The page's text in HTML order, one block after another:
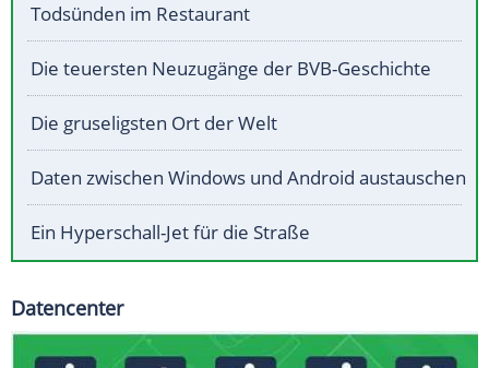
Todsünden im Restaurant
Die teuersten Neuzugänge der BVB-Geschichte
Die gruseligsten Ort der Welt
Daten zwischen Windows und Android austauschen
Ein Hyperschall-Jet für die Straße
Datencenter